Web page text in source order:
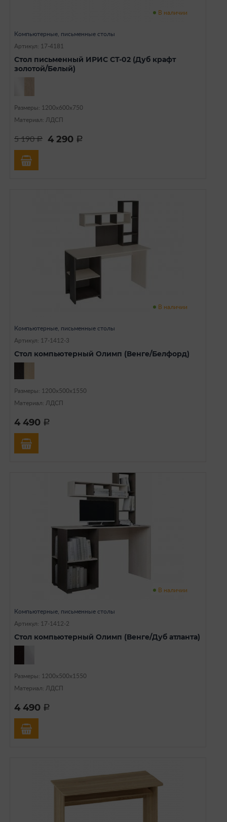
В наличии
Компьютерные, письменные столы
Артикул: 17-4181
Стол письменный ИРИС СТ-02 (Дуб крафт
золотой/Белый)
Размеры: 1200х600х750
Материал: ЛДСП
5 190a 4 290 a
В наличии
Компьютерные, письменные столы
Артикул: 17-1412-3
Стол компьютерный Олимп (Венге/Белфорд)
Размеры: 1200х500х1550
Материал: ЛДСП
4 490 a
В наличии
Компьютерные, письменные столы
Артикул: 17-1412-2
Стол компьютерный Олимп (Венге/Дуб атланта)
Размеры: 1200х500х1550
Материал: ЛДСП
4 490 a